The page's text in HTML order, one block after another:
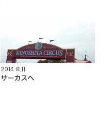
2014.8.11
サーカスへ